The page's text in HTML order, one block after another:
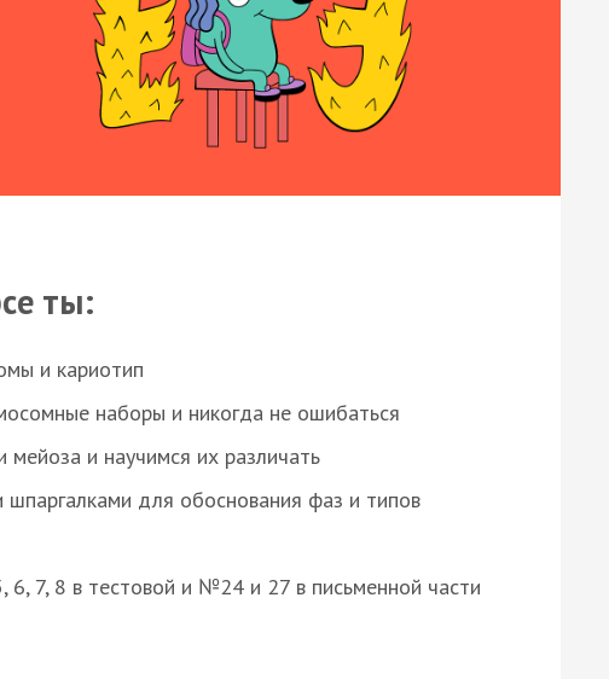
ты:
и кариотип
наборы и никогда не ошибаться
и научимся их различать
для обоснования фаз и типов
7, 8 в тестовой и №24 и 27 в письменной части